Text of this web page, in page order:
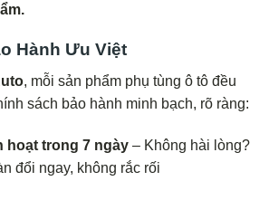
Hành Ưu Việt
, mỗi sản phẩm phụ tùng ô tô đều
sách bảo hành minh bạch, rõ ràng:
hoạt trong 7 ngày – Không hài lòng?
đổi ngay, không rắc rối